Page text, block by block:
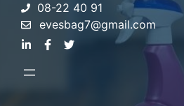
08-22 40 91
evesbag7@gmail.com